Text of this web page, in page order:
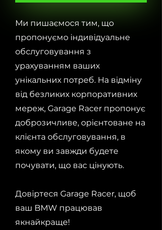
Ми пишаємося тим, що
пропонуємо індивідуальне
обслуговування з
урахуванням ваших
унікальних потреб. На відміну
від безликих корпоративних
мереж, Garage Racer пропонує
доброзичливе, орієнтоване на
клієнта обслуговування, в
якому ви завжди будете
почувати, що вас цінують.
Довіртеся Garage Racer, щоб
ваш BMW працював
якнайкраще!